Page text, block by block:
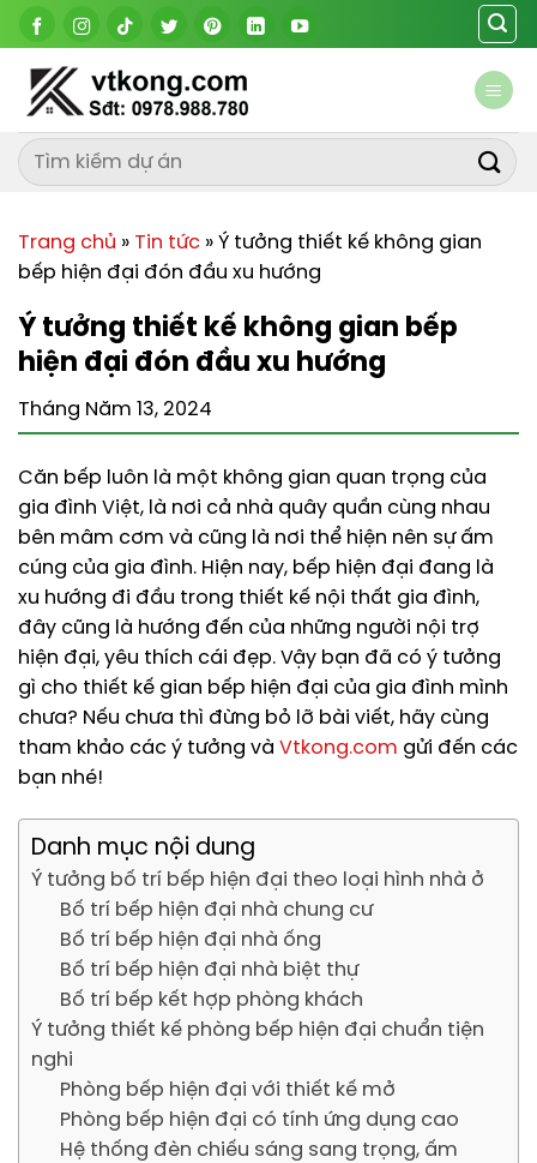
Chuyển
đến
dung
Trang chủ » Tin tức » Ý tưởng thiết kế không gian
bếp hiện đại đón đầu xu hướng
Ý tưởng thiết kế không gian bếp
hiện đại đón đầu xu hướng
Tháng Năm 13, 2024
Căn bếp luôn là một không gian quan trọng của
gia đình Việt, là nơi cả nhà quây quần cùng nhau
bên mâm cơm và cũng là nơi thể hiện nên sự ấm
cúng của gia đình. Hiện nay, bếp hiện đại đang là
xu hướng đi đầu trong thiết kế nội thất gia đình,
đây cũng là hướng đến của những người nội trợ
hiện đại, yêu thích cái đẹp. Vậy bạn đã có ý tưởng
gì cho thiết kế gian bếp hiện đại của gia đình mình
chưa? Nếu chưa thì đừng bỏ lỡ bài viết, hãy cùng
tham khảo các ý tưởng và Vtkong.com gửi đến các
bạn nhé!
Danh mục nội dung
Ý tưởng bố trí bếp hiện đại theo loại hình nhà ở
Bố trí bếp hiện đại nhà chung cư
Bố trí bếp hiện đại nhà ống
Bố trí bếp hiện đại nhà biệt thự
Bố trí bếp kết hợp phòng khách
Ý tưởng thiết kế phòng bếp hiện đại chuẩn tiện
nghi
Phòng bếp hiện đại với thiết kế mở
Phòng bếp hiện đại có tính ứng dụng cao
Hệ thống đèn chiếu sáng sang trọng, ấm